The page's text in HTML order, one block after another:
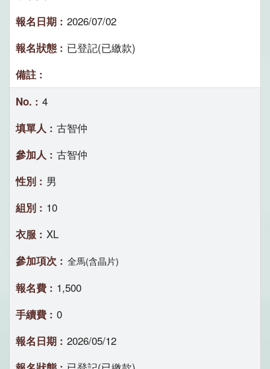
2026/07/02
已登記(已繳款)
4
古智仲
古智仲
男
10
XL
全馬(含晶片)
1,500
0
2026/05/12